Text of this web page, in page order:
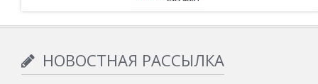
НОВОСТНАЯ РАССЫЛКА